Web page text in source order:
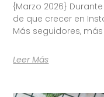
{Marzo 2026}
de que crecer en
Más seguidores,
Leer Más